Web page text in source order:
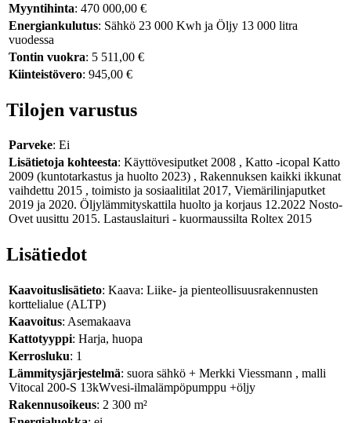
Myyntihinta: 470 000,00 €
Energiankulutus: Sähkö 23 000 Kwh ja Öljy 13 000 litra
vuodessa
Tontin vuokra: 5 511,00 €
Kiinteistövero: 945,00 €
Tilojen varustus
Parveke: Ei
Lisätietoja kohteesta: Käyttövesiputket 2008 , Katto -icopal Katto
2009 (kuntotarkastus ja huolto 2023) , Rakennuksen kaikki ikkunat
vaihdettu 2015 , toimisto ja sosiaalitilat 2017, Viemärilinjaputket
2019 ja 2020. Öljylämmityskattila huolto ja korjaus 12.2022 Nosto-
Ovet uusittu 2015. Lastauslaituri - kuormaussilta Roltex 2015
Lisätiedot
Kaavoituslisätieto: Kaava: Liike- ja pienteollisuusrakennusten
korttelialue (ALTP)
Kaavoitus: Asemakaava
Kattotyyppi: Harja, huopa
Kerrosluku: 1
Lämmitysjärjestelmä: suora sähkö + Merkki Viessmann , malli
Vitocal 200-S 13kWvesi-ilmalämpöpumppu +öljy
Rakennusoikeus: 2 300 m²